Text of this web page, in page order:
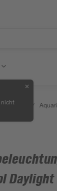
nicht
✕
Tierbedarf /